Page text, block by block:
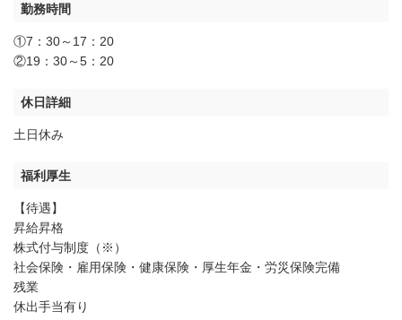
勤務時間
①7：30～17：20
②19：30～5：20
休日詳細
土日休み
福利厚生
【待遇】
昇給昇格
株式付与制度（※）
社会保険・雇用保険・健康保険・厚生年金・労災保険完備
残業
休出手当有り